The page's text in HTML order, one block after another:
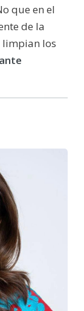
que en el
de la
limpian los